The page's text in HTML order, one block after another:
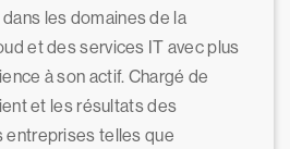
les domaines de la
et des services IT avec plus
à son actif. Chargé de
et les résultats des
entreprises telles que